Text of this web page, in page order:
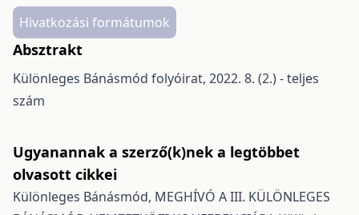
Hivatkozási formátumok
Absztrakt
Különleges Bánásmód folyóirat, 2022. 8. (2.) - teljes
szám
Ugyanannak a szerző(k)nek a legtöbbet
olvasott cikkei
Különleges Bánásmód, MEGHÍVÓ A III. KÜLÖNLEGES